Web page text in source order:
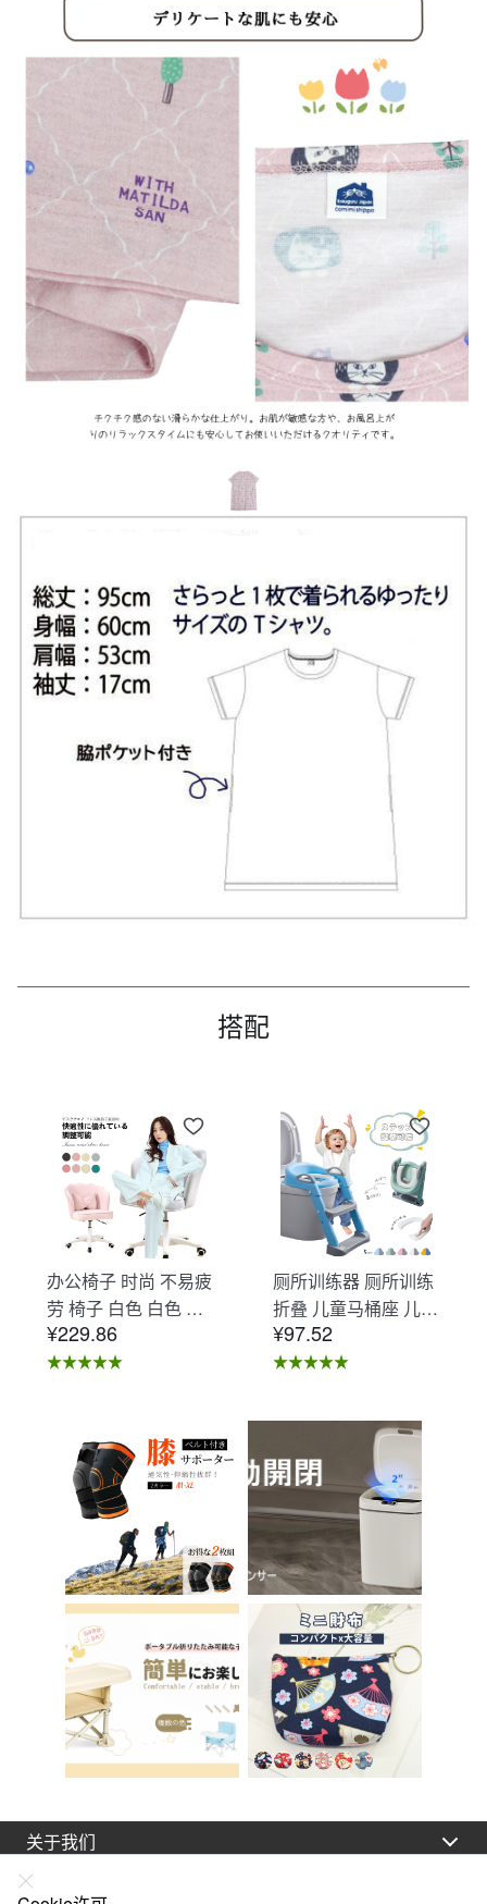
搭配
办公椅子 时尚 不易疲
劳 椅子 白色 白色 办
公椅子 不易疲劳 学习
椅 北欧 儿童 椅子 学
椅子 在家办公 Asher
Brilliant C-56
¥229.86
厕所训练器 厕所训练
折叠 儿童马桶座 儿童
马桶辅助 收纳式马桶
座 小孩马桶座 儿童厕
女孩 儿童 孩子 儿童
马桶训练 免邮 踏步器
厕所
¥97.52
关于我们
法律声明